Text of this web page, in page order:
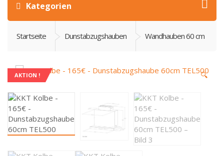
Kategorien
Startseite Dunstabzugshauben Wandhauben 60 cm
AKTION ! 🔍